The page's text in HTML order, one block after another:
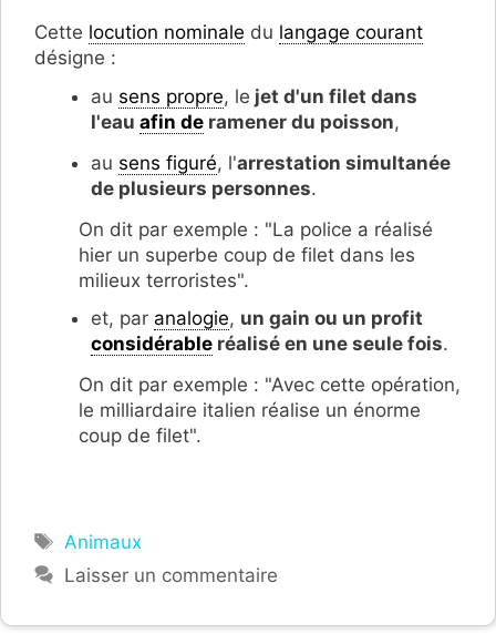
Cette locution nominale du langage courant
désigne :
au sens propre, le jet d'un filet dans
l'eau afin de ramener du poisson,
au sens figuré, l'arrestation simultanée
de plusieurs personnes.
On dit par exemple : "La police a réalisé
hier un superbe coup de filet dans les
milieux terroristes".
et, par analogie, un gain ou un profit
considérable réalisé en une seule fois.
On dit par exemple : "Avec cette opération,
le milliardaire italien réalise un énorme
coup de filet".
Étiquettes
Animaux
Laisser un commentaire